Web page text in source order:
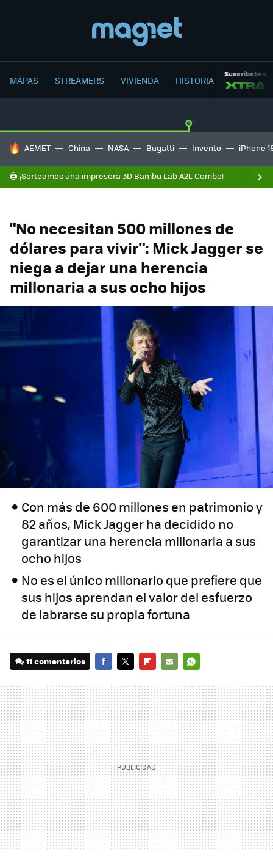
MAPAS STREAMERS VIVIENDA HISTORIA Suscríbete a
HOY SE HABLA DE
AEMET China NASA Bugatti Invento iPhone
🖨️ ¡Sorteamos una impresora 3D Bambu Lab A2L Combo!
"No necesitan 500 millones de
dólares para vivir": Mick Jagger se
niega a dejar una herencia
millonaria a sus ocho hijos
Con más de 600 millones en patrimonio y
82 años, Mick Jagger ha decidido no
garantizar una herencia millonaria a sus
ocho hijos
No es el único millonario que prefiere que
sus hijos aprendan el valor del esfuerzo
de labrarse su propia fortuna
11 comentarios
MAIL